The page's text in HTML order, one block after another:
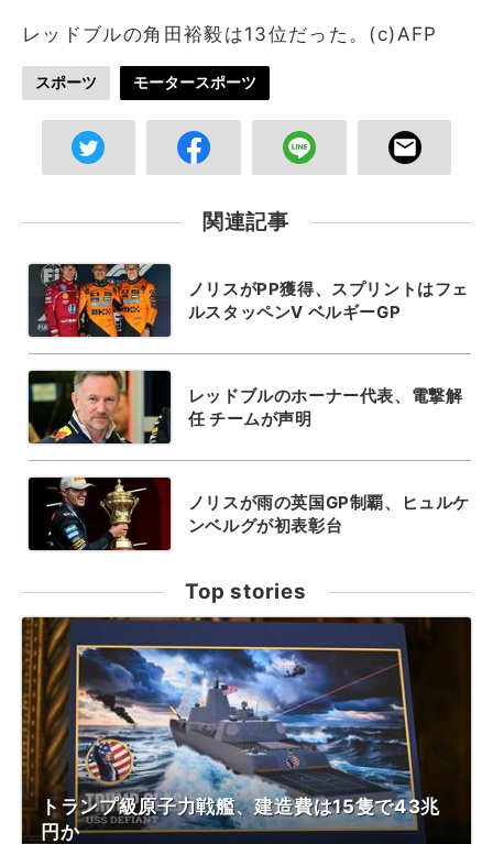
レッドブルの角田裕毅は13位だった。(c)AFP
スポーツ モータースポーツ
関連記事
ノリスがPP獲得、スプリントはフェ
ルスタッペンV ベルギーGP
レッドブルのホーナー代表、電撃解
任 チームが声明
ノリスが雨の英国GP制覇、ヒュルケ
ンベルグが初表彰台
Top stories
トランプ級原子力戦艦、建造費は15隻で43兆
円か